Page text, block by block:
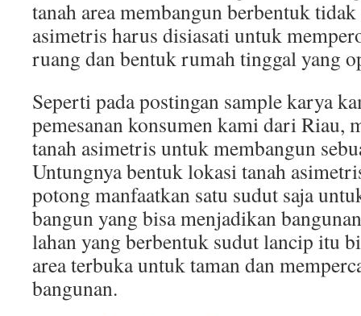
tanah area membangun berbentuk
asimetris harus disiasati untuk
ruang dan bentuk rumah tinggal yang
Seperti pada postingan sample karya
pemesanan konsumen kami dari Riau,
tanah asimetris untuk membangun
Untungnya bentuk lokasi tanah
potong manfaatkan satu sudut saja
bangun yang bisa menjadikan
lahan yang berbentuk sudut lancip itu
area terbuka untuk taman dan
bangunan.